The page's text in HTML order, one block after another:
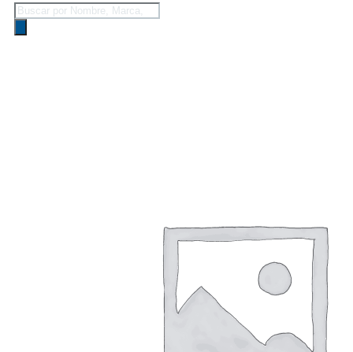
Búsqueda
de
productos